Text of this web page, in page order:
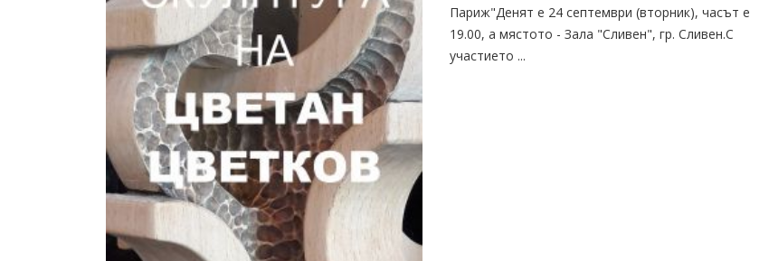
Париж"Денят е 24 септември (вторник), часът е
19.00, а мястото - Зала "Сливен", гр. Сливен.С
участието ...